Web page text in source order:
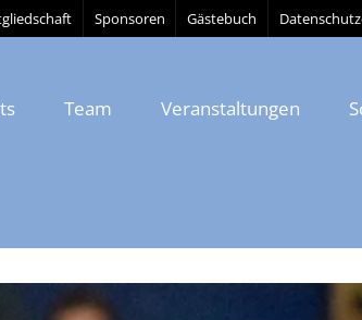
Sponsoren Gästebuch
Team Veranstaltungen